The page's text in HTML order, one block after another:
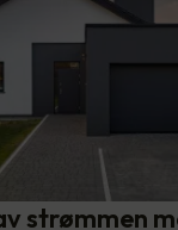
strømmen